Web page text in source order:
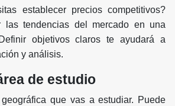
establecer precios competitivos?
las tendencias del mercado en una
objetivos claros te ayudará a
y análisis.
de estudio
que vas a estudiar. Puede